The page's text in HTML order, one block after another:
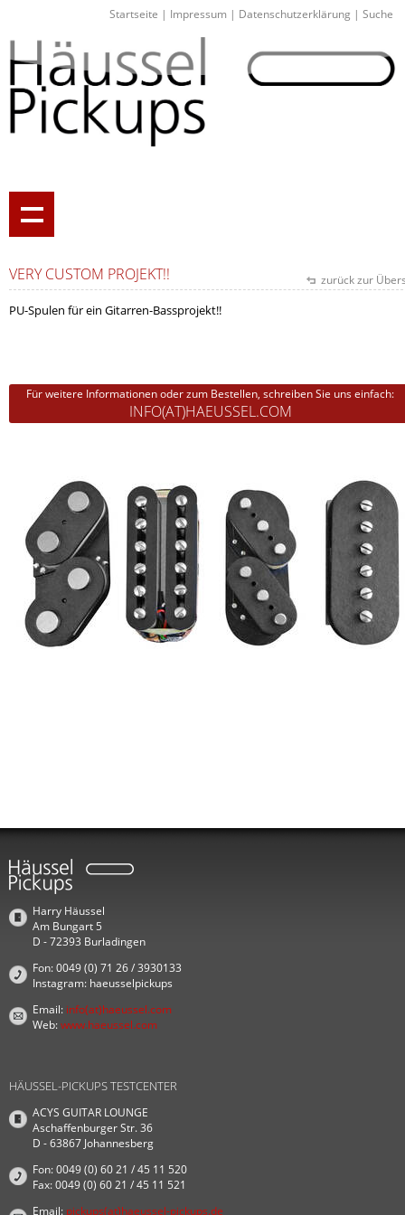
Startseite | Impressum | Datenschutzerklärung | Suche
VERY CUSTOM PROJEKT!! zurück zur
PU-Spulen für ein Gitarren-Bassprojekt!!
Für weitere Informationen oder zum Bestellen, schreiben Sie uns einfach:
INFO(AT)HAEUSSEL.COM
Harry Häussel
Am Bungart 5
D - 72393 Burladingen
Fon: 0049 (0) 71 26 / 3930133
Instagram: haeusselpickups
Email: info(at)haeussel.com
Web:www.haeussel.com
HÄUSSEL-PICKUPS TESTCENTER
ACYS GUITAR LOUNGE
Aschaffenburger Str. 36
D - 63867 Johannesberg
Fon: 0049 (0) 60 21 / 45 11 520
Fax: 0049 (0) 60 21 / 45 11 521
Email: pickups(at)haeussel-pickups.de